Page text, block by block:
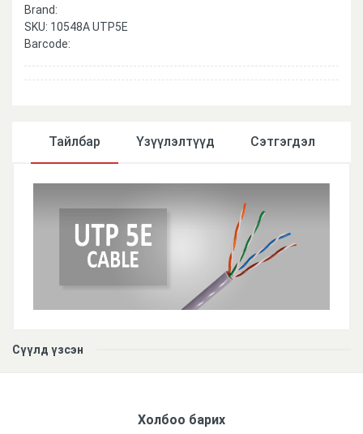
Brand:
SKU: 10548A UTP5E
Barcode:
Тайлбар Үзүүлэлтүүд Сэтгэгдэл
Төрөл
Сүүлд үзсэн
Холбоо барих